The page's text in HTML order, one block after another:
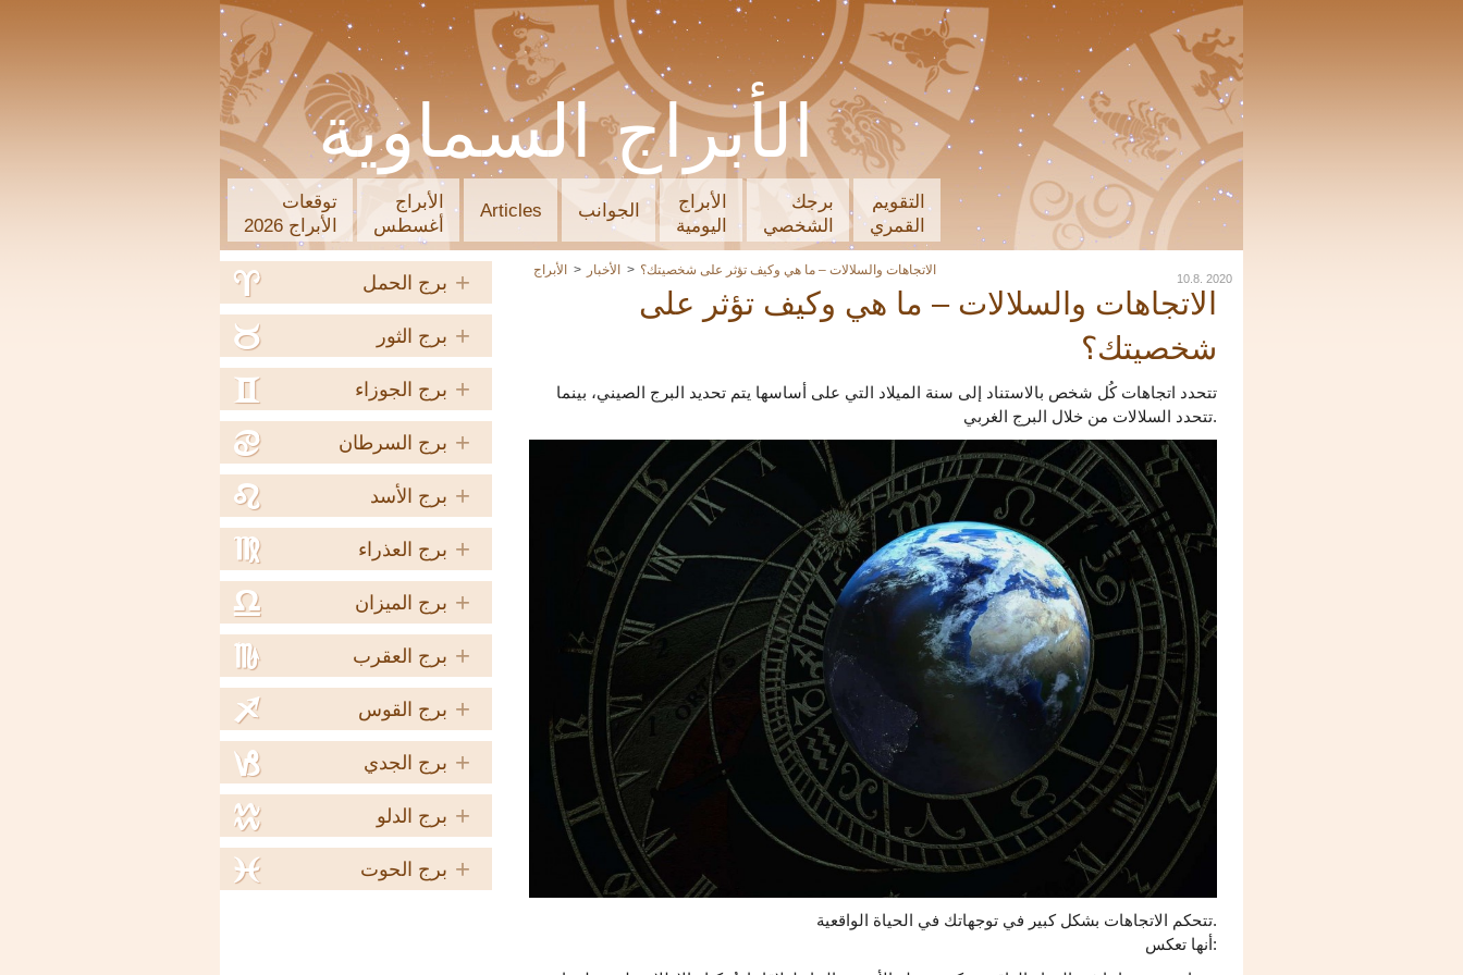
الأبراج السماوية
توقعات
الأبراج 2026
الأبراج
أغسطس
Articles الجوانب
الأبراج
اليومية
برجك
الشخصي
التقويم
القمري
+ برج الحمل a
+ برج الثور b
+ برج الجوزاء c
+ برج السرطان d
+ برج الأسد e
+ برج العذراء f
+ برج الميزان g
+ برج العقرب h
+ برج القوس i
+ برج الجدي j
+ برج الدلو k
+ برج الحوت l
الأبراج الأخبار الاتجاهات والسلالات – ما هي وكيف تؤثر على شخصيتك؟
10.8. 2020
الاتجاهات والسلالات – ما هي وكيف تؤثر على
شخصيتك؟
تتحدد اتجاهات كُل شخص بالاستناد إلى سنة الميلاد التي على أساسها يتم تحديد البرج الصيني، بينما
تتحدد السلالات من خلال البرج الغربي.
تتحكم الاتجاهات بشكل كبير في توجهاتك في الحياة الواقعية.
أنها تعكس: